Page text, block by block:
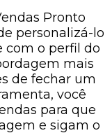
Pronto
personalizá-lo
com o perfil do
mais
de fechar um
você
para que
e sigam o